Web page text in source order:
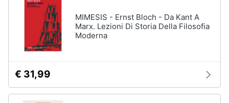
MIMESIS - Ernst Bloch - Da Kant A
Marx. Lezioni Di Storia Della Filosofia
Moderna
€ 31,99